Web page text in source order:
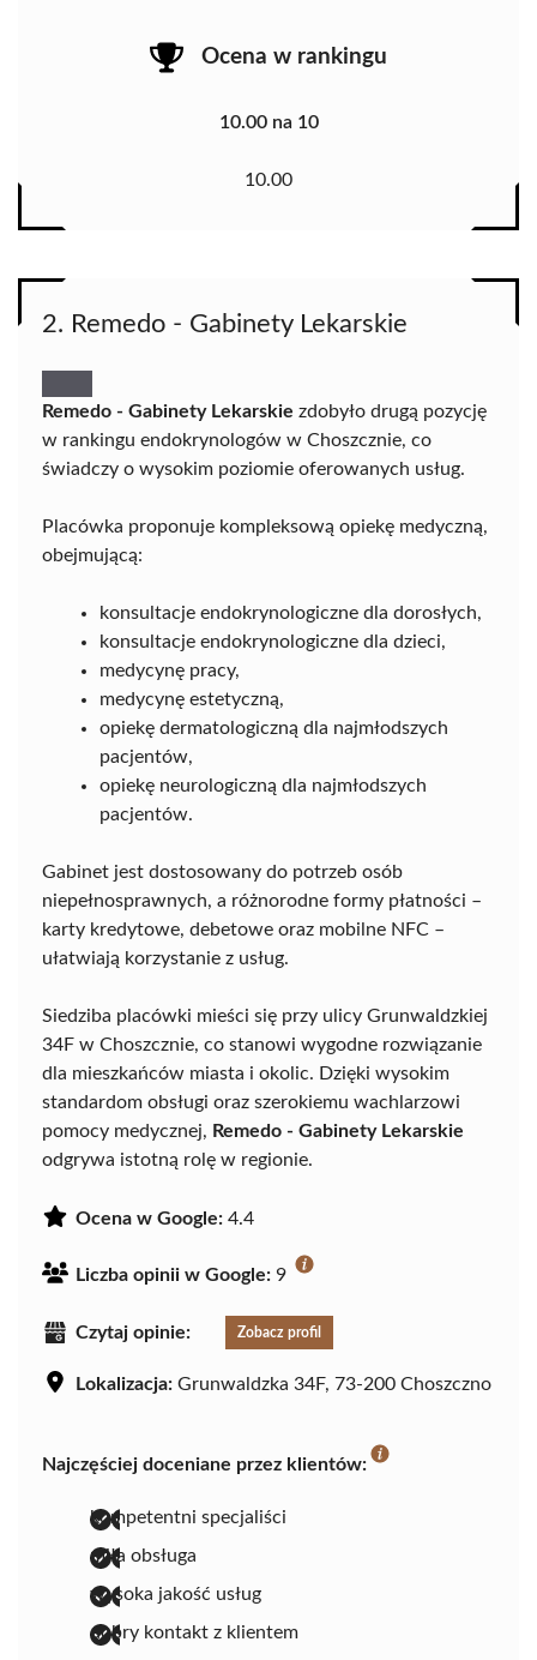
Ocena w rankingu
10.00 na 10
10.00
2. Remedo - Gabinety Lekarskie
Remedo - Gabinety Lekarskie zdobyło drugą pozycję
w rankingu endokrynologów w Choszcznie, co
świadczy o wysokim poziomie oferowanych usług.
Placówka proponuje kompleksową opiekę medyczną,
obejmującą:
konsultacje endokrynologiczne dla dorosłych,
konsultacje endokrynologiczne dla dzieci,
medycynę pracy,
medycynę estetyczną,
opiekę dermatologiczną dla najmłodszych
pacjentów,
opiekę neurologiczną dla najmłodszych
pacjentów.
Gabinet jest dostosowany do potrzeb osób
niepełnosprawnych, a różnorodne formy płatności –
karty kredytowe, debetowe oraz mobilne NFC –
ułatwiają korzystanie z usług.
Siedziba placówki mieści się przy ulicy Grunwaldzkiej
34F w Choszcznie, co stanowi wygodne rozwiązanie
dla mieszkańców miasta i okolic. Dzięki wysokim
standardom obsługi oraz szerokiemu wachlarzowi
pomocy medycznej, Remedo - Gabinety Lekarskie
odgrywa istotną rolę w regionie.
Ocena w Google: 4.4
Liczba opinii w Google: 9
Czytaj opinie: Zobacz profil
Lokalizacja: Grunwaldzka 34F, 73-200 Choszczno
Najczęściej doceniane przez klientów:
kompetentni specjaliści
miła obsługa
wysoka jakość usług
dobry kontakt z klientem